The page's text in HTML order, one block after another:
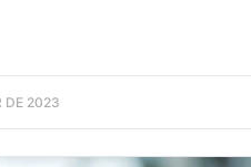
DE 2023